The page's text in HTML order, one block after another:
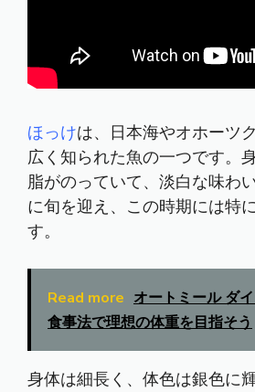
ほっけは、日本海やオホーツ
広く知られた魚の一つです。
脂がのっていて、淡白な味わ
に旬を迎え、この時期には特
す。
Read more オートミール ダ
食事法で理想の体重を目指そう
身体は細長く、体色は銀色に